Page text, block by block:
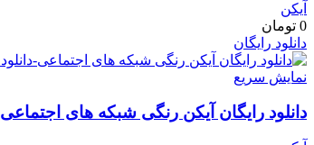
آیکن
0 تومان
دانلود رایگان
نمایش سریع
دانلود رایگان آیکن رنگی شبکه های اجتماعی